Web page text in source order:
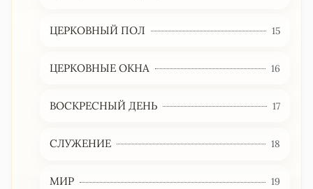
ЦЕРКОВНЫЙ ПОЛ 15
ЦЕРКОВНЫЕ ОКНА 16
ВОСКРЕСНЫЙ ДЕНЬ 17
СЛУЖЕНИЕ 18
МИР 19